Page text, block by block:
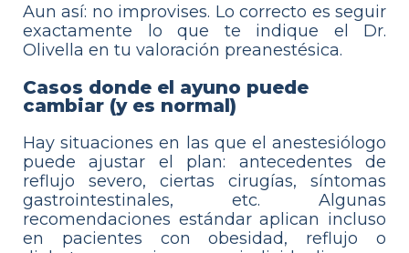
Aun así: no improvises. Lo correcto es seguir
exactamente lo que te indique el Dr.
Olivella en tu valoración preanestésica.
Casos donde el ayuno puede
cambiar (y es normal)
Hay situaciones en las que el anestesiólogo
puede ajustar el plan: antecedentes de
reflujo severo, ciertas cirugías, síntomas
gastrointestinales, etc. Algunas
recomendaciones estándar aplican incluso
en pacientes con obesidad, reflujo o